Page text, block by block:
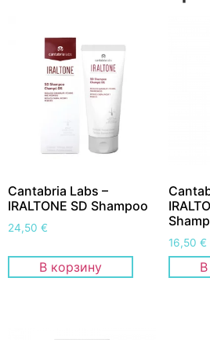
Cantabria Labs –
IRALTONE SD Shampoo
24,50 €
В корзину
16,50€